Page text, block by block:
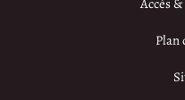
Accès
Plan